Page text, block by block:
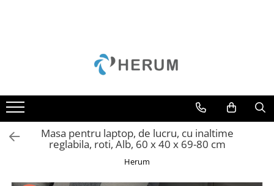
Cani
Cratite
Oale
Cutii
Scrumiere
Suporturi
Unelte
Masa pentru laptop, de lucru, cu inaltime
reglabila, roti, Alb, 60 x 40 x 69-80 cm
Herum